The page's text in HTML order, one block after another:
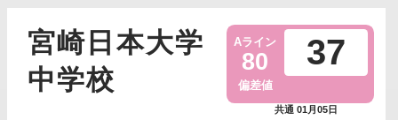
宮崎日本大学
中学校
Aライン
80
偏差値
37
共通 01月05日